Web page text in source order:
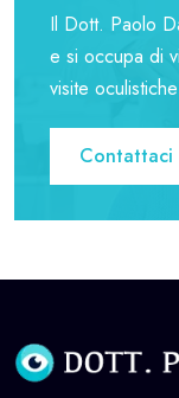
Il Dott. Paolo
e si occupa di
visite
Contattaci